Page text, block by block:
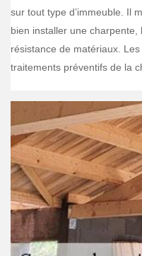
sur tout type d’immeuble. Il
bien installer une charpente,
résistance de matériaux.
traitements préventifs de la